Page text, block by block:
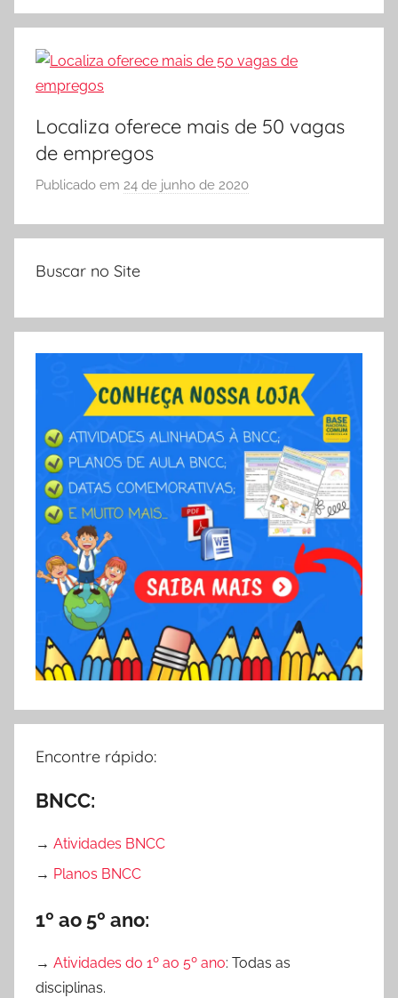
Vestibular,
cursos
matérias
estudo.
Ó
C
L
Localiza oferece mais de 50 vagas
de empregos
Publicado em 24 de junho de 2020
O
A
Buscar no Site
Encontre rápido:
BNCC:
→ Atividades BNCC
→ Planos BNCC
1º ao 5º ano:
→ Atividades do 1º ao 5º ano: Todas as
disciplinas.